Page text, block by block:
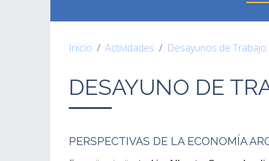
Inicio Actividades Desayunos de Trabajo
DESAYUNO DE
PERSPECTIVAS DE LA ECONOMÍA